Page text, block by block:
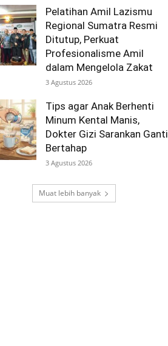
Pelatihan Amil Lazismu
Regional Sumatra Resmi
Ditutup, Perkuat
Profesionalisme Amil
dalam Mengelola Zakat
3 Agustus 2026
Tips agar Anak Berhenti
Minum Kental Manis,
Dokter Gizi Sarankan Ganti
Bertahap
3 Agustus 2026
Muat lebih banyak